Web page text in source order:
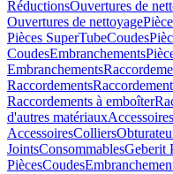
RéductionsOuvertures de
Ouvertures de nettoyage
Pièces SuperTubeCoudes
CoudesEmbranchements
Embranchements
Raccordements
Raccordements à emboîter
d'autres matériauxAccessoires
AccessoiresColliers
JointsConsommablesGeberit
PiècesCoudes